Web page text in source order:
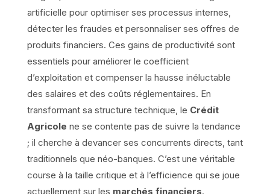
artificielle pour optimiser ses processus internes,
détecter les fraudes et personnaliser ses offres de
produits financiers. Ces gains de productivité sont
essentiels pour améliorer le coefficient
d’exploitation et compenser la hausse inéluctable
des salaires et des coûts réglementaires. En
transformant sa structure technique, le Crédit
Agricole ne se contente pas de suivre la tendance
; il cherche à devancer ses concurrents directs, tant
traditionnels que néo-banques. C’est une véritable
course à la taille critique et à l’efficience qui se joue
actuellement sur les marchés financiers.